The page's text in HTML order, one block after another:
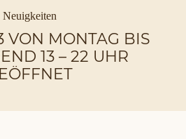
Kategorien
Neuigkeiten
VON MONTAG BIS
13 – 22 UHR